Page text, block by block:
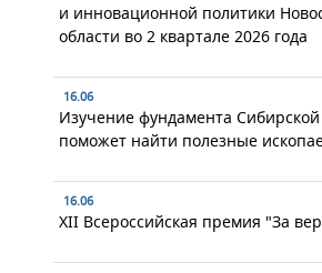
и инновационной политики
области во 2 квартале 2026 года
16.06
Изучение фундамента
поможет найти полезные
16.06
XII Всероссийская премия "За